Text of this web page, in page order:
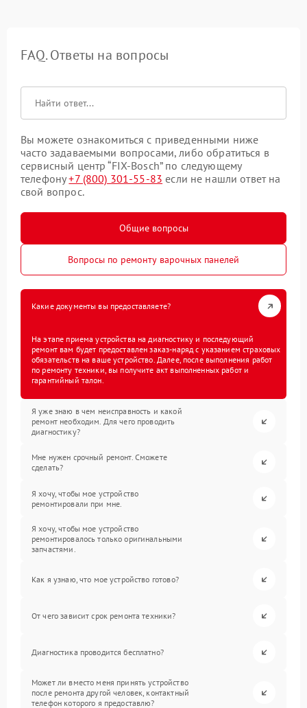
FAQ. Ответы на вопросы
Вы можете ознакомиться с приведенными ниже
часто задаваемыми вопросами, либо обратиться в
сервисный центр “FIX-Bosch” по следующему
телефону+7 (800) 301-55-83 если не нашли ответ на
свой вопрос.
Общие вопросы
Вопросы по ремонту варочных панелей
Какие документы вы предоставляете?
На этапе приема устройства на диагностику и последующий
ремонт вам будет предоставлен заказ-наряд с указанием страховых
обязательств на ваше устройство. Далее, после выполнения работ
по ремонту техники, вы получите акт выполненных работ и
гарантийный талон.
Я уже знаю в чем неисправность и какой
ремонт необходим. Для чего проводить
диагностику?
Мне нужен срочный ремонт. Сможете
сделать?
Я хочу, чтобы мое устройство
ремонтировали при мне.
Я хочу, чтобы мое устройство
ремонтировалось только оригинальными
запчастями.
Как я узнаю, что мое устройство готово?
От чего зависит срок ремонта техники?
Диагностика проводится бесплатно?
Может ли вместо меня принять устройство
после ремонта другой человек, контактный
телефон которого я предоставлю?